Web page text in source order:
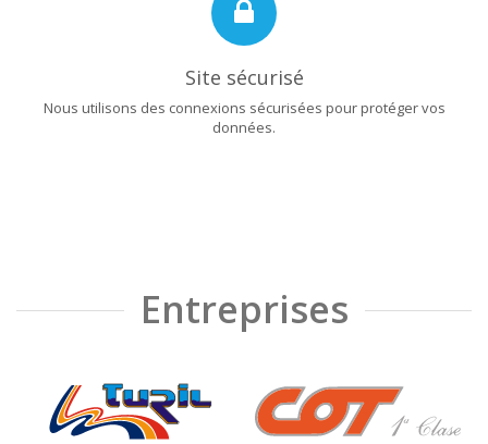
Site sécurisé
Nous utilisons des connexions sécurisées pour protéger vos
données.
Entreprises
❮ ❯